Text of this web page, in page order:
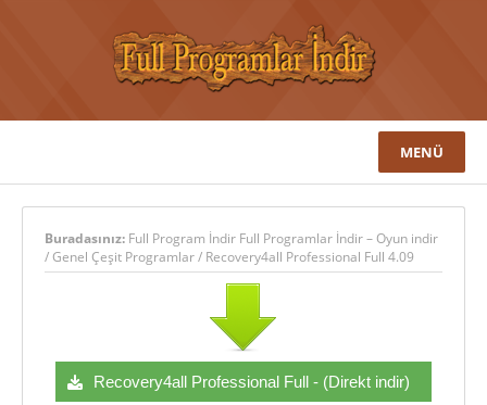
MENÜ
Buradasınız: Full Program İndir Full Programlar İndir – Oyun indir
/Genel Çeşit Programlar/ Recovery4all Professional Full 4.09
Recovery4all Professional Full - (Direkt indir)